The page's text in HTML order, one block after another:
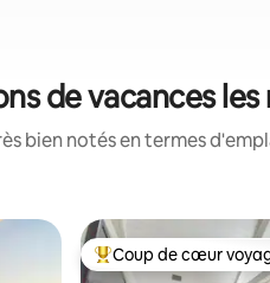
de vacances
bien notés en termes
Coups de cœur
Coup de cœur